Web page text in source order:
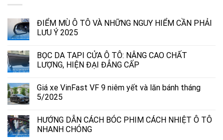
ĐIỂM MÙ Ô TÔ VÀ NHỮNG NGUY HIỂM CẦN PHẢI
LƯU Ý 2025
BỌC DA TAPI CỬA Ô TÔ: NÂNG CAO CHẤT
LƯỢNG, HIỆN ĐẠI ĐẲNG CẤP
Giá xe VinFast VF 9 niêm yết và lăn bánh tháng
5/2025
HƯỚNG DẪN CÁCH BÓC PHIM CÁCH NHIỆT Ô TÔ
NHANH CHÓNG